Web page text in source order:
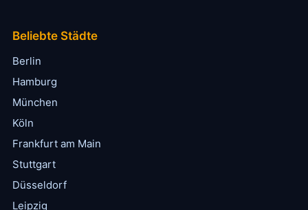
Beliebte Städte
Berlin
Hamburg
München
Köln
Frankfurt am Main
Stuttgart
Düsseldorf
Leipzig